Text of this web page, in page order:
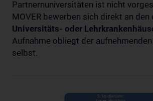
Partnernuniversitäten ist nicht
MOVER bewerben sich direkt an
Universitäts- oder
Aufnahme obliegt der
selbst.